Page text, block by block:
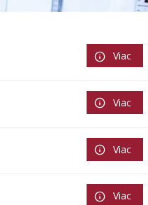
Viac
Viac
Viac
Viac